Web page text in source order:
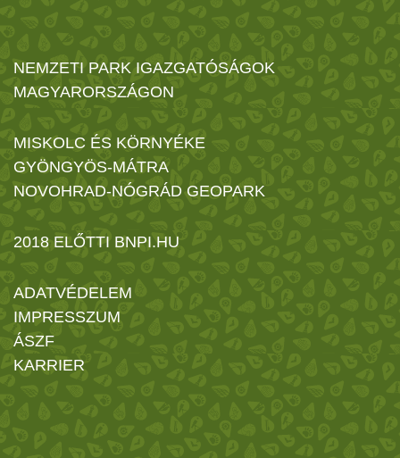
NEMZETI PARK IGAZGATÓSÁGOK
MAGYARORSZÁGON
MISKOLC ÉS KÖRNYÉKE
GYÖNGYÖS-MÁTRA
NOVOHRAD-NÓGRÁD GEOPARK
2018 ELŐTTI BNPI.HU
ADATVÉDELEM
IMPRESSZUM
ÁSZF
KARRIER